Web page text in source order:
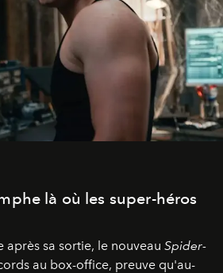
là où les super-héros
après sa sortie, le nouveau Spider-
au box-office, preuve qu'au-